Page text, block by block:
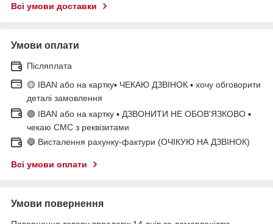
Всі умови доставки
Умови оплати
Післяплата
🟡 IBAN або на картку▪ ЧЕКАЮ ДЗВІНОК ▪ хочу обговорити
деталі замовлення
🟢 IBAN або на картку ▪ ДЗВОНИТИ НЕ ОБОВ'ЯЗКОВО ▪
чекаю СМС з реквізитами
🔵 Висталення рахунку-фактури (ОЧІКУЮ НА ДЗВІНОК)
Всі умови оплати
Умови повернення